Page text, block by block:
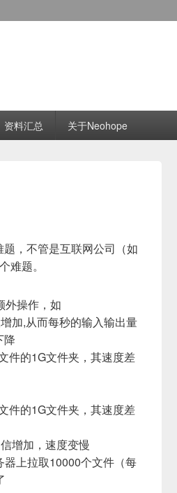
资料汇总 关于Neohope
，不管是互联网公司（如
难题。
外操作，如
加,从而每秒的输入输出量
降
件的1G文件夹，其速度差
件的1G文件夹，其速度差
增加，速度变慢
上拉取10000个文件（每